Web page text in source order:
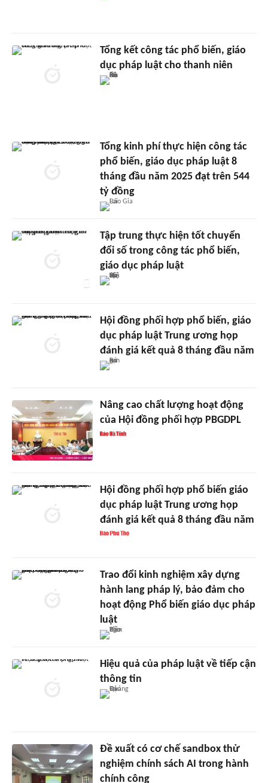
Tổng kết công tác phổ biến, giáo
dục pháp luật cho thanh niên
Tổng kinh phí thực hiện công tác
phổ biến, giáo dục pháp luật 8
tháng đầu năm 2025 đạt trên 544
tỷ đồng
Tập trung thực hiện tốt chuyển
đổi số trong công tác phổ biến,
giáo dục pháp luật
Hội đồng phối hợp phổ biến, giáo
dục pháp luật Trung ương họp
đánh giá kết quả 8 tháng đầu năm
Nâng cao chất lượng hoạt động
của Hội đồng phối hợp PBGDPL
Hội đồng phối hợp phổ biến giáo
dục pháp luật Trung ương họp
đánh giá kết quả 8 tháng đầu năm
Trao đổi kinh nghiệm xây dựng
hành lang pháp lý, bảo đảm cho
hoạt động Phổ biến giáo dục pháp
luật
Hiệu quả của pháp luật về tiếp cận
thông tin
Đề xuất có cơ chế sandbox thử
nghiệm chính sách AI trong hành
chính công